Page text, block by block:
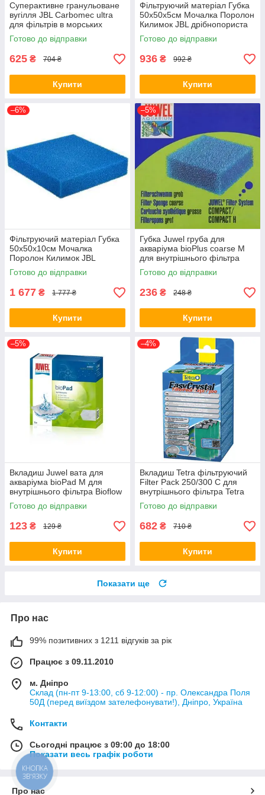
Суперактивне гранульоване
вугілля JBL Carbomec ultra
для фільтрів в морських
акваріумах, 400 г (*)
Готово до відправки
625 ₴ 704 ₴
Купити
Фільтруючий матеріал Губка
50х50х5см Мочалка Поролон
Килимок JBL дрібнопориста
1-3 мм 6256100
Готово до відправки
936 ₴ 992 ₴
Купити
–6%
Фільтруючий матеріал Губка
50х50х10см Мочалка
Поролон Килимок JBL
дрібнопориста 1-3 мм
6256300
Готово до відправки
1 677 ₴ 1 777 ₴
Купити
–5%
Губка Juwel груба для
акваріума bioPlus coarse M
для внутрішнього фільтра
Bioflow M (*)
Готово до відправки
236 ₴ 248 ₴
Купити
–5%
Вкладиш Juwel вата для
акваріума bioPad M для
внутрішнього фільтра Bioflow
M, 5 шт (*)
Готово до відправки
123 ₴ 129 ₴
Купити
–4%
Вкладиш Tetra фільтруючий
Filter Pack 250/300 C для
внутрішнього фільтра Tetra
Easy Crystal 250/300 з
активованим вугіллям, 3 шт
Готово до відправки
682 ₴ 710 ₴
Купити
Показати ще
Про нас
99% позитивних з 1211 відгуків за рік
Працює з 09.11.2010
м. Дніпро
Склад (пн-пт 9-13:00, сб 9-12:00) - пр. Олександра Поля
50Д (перед виїздом зателефонувати!), Дніпро, Україна
Контакти
Сьогодні працює з 09:00 до 18:00
Показати весь графік роботи
Про нас
КНОПКА
ЗВ'ЯЗКУ